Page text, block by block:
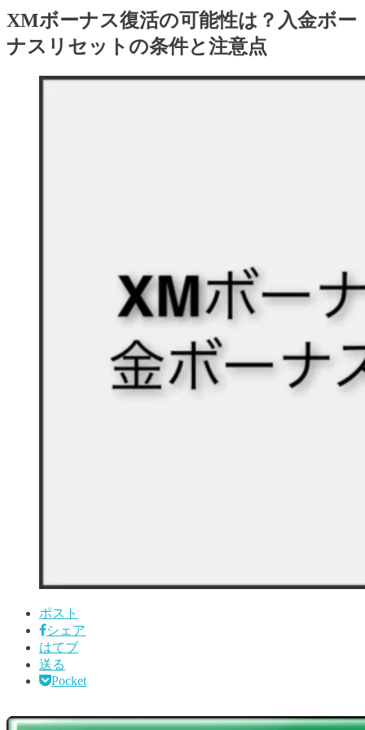
XMボーナス復活の可能性は？入金ボー
ナスリセットの条件と注意点
ポスト
シェア
はてブ
送る
Pocket